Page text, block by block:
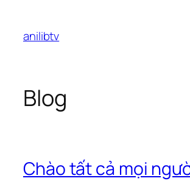
phầnanilibtv
Blog
Chào tất cả mọi